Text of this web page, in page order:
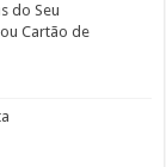
do Seu
Cartão de